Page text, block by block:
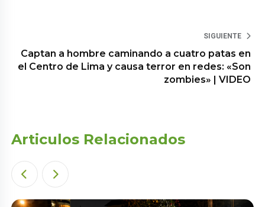
SIGUIENTE
Captan a hombre caminando a cuatro patas en
el Centro de Lima y causa terror en redes: «Son
zombies» | VIDEO
Articulos Relacionados